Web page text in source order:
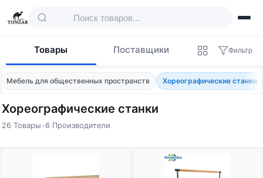
Товары Поставщики Фильтр
Мебель для общественных пространств Хореографические станки
Хореографические станки
26 Товары •6 Производители
Товары — Хореографические станки